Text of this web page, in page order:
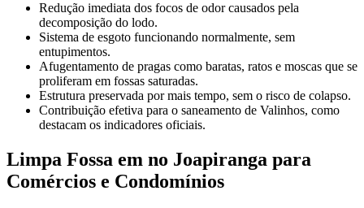
Redução imediata dos focos de odor causados pela
decomposição do lodo.
Sistema de esgoto funcionando normalmente, sem
entupimentos.
Afugentamento de pragas como baratas, ratos e moscas que se
proliferam em fossas saturadas.
Estrutura preservada por mais tempo, sem o risco de colapso.
Contribuição efetiva para o saneamento de Valinhos, como
destacam os indicadores oficiais.
Limpa Fossa em no Joapiranga para
Comércios e Condomínios